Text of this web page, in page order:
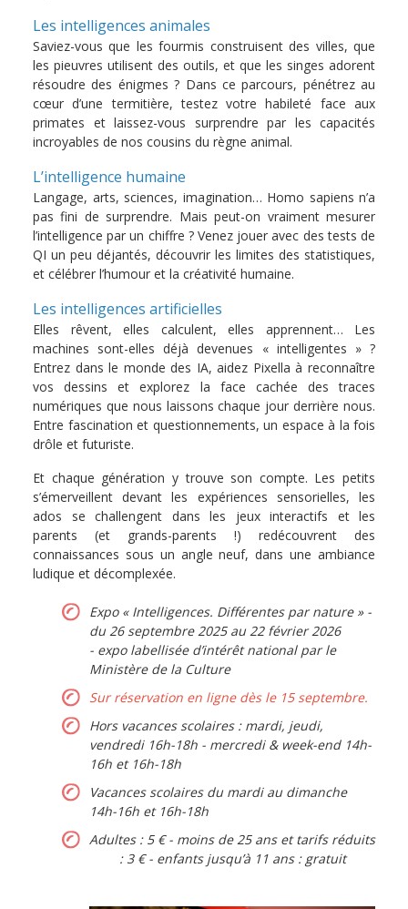
Les intelligences animales
Saviez-vous que les fourmis construisent des villes, que
les pieuvres utilisent des outils, et que les singes adorent
résoudre des énigmes ? Dans ce parcours, pénétrez au
cœur d’une termitière, testez votre habileté face aux
primates et laissez-vous surprendre par les capacités
incroyables de nos cousins du règne animal.
L’intelligence humaine
Langage, arts, sciences, imagination… Homo sapiens n’a
pas fini de surprendre. Mais peut-on vraiment mesurer
l’intelligence par un chiffre ? Venez jouer avec des tests de
QI un peu déjantés, découvrir les limites des statistiques,
et célébrer l’humour et la créativité humaine.
Les intelligences artificielles
Elles rêvent, elles calculent, elles apprennent… Les
machines sont-elles déjà devenues « intelligentes » ?
Entrez dans le monde des IA, aidez Pixella à reconnaître
vos dessins et explorez la face cachée des traces
numériques que nous laissons chaque jour derrière nous.
Entre fascination et questionnements, un espace à la fois
drôle et futuriste.
Et chaque génération y trouve son compte. Les petits
s’émerveillent devant les expériences sensorielles, les
ados se challengent dans les jeux interactifs et les
parents (et grands-parents !) redécouvrent des
connaissances sous un angle neuf, dans une ambiance
ludique et décomplexée.
Expo « Intelligences. Différentes par nature » -
du 26 septembre 2025 au 22 février 2026
- expo labellisée d’intérêt national par le
Ministère de la Culture
Sur réservation en ligne dès le 15 septembre.
Hors vacances scolaires : mardi, jeudi,
vendredi 16h-18h - mercredi & week-end 14h-
16h et 16h-18h
Vacances scolaires du mardi au dimanche
14h-16h et 16h-18h
Adultes : 5 € - moins de 25 ans et tarifs réduits
: 3 € - enfants jusqu’à 11 ans : gratuit